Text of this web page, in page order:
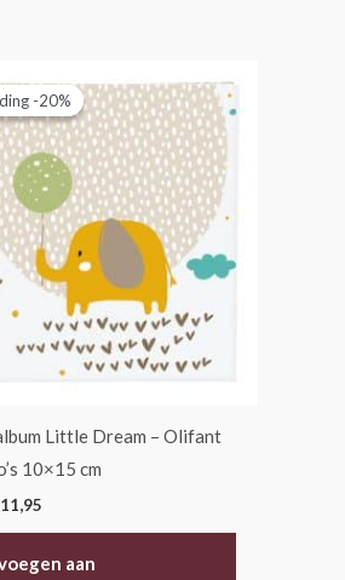
-20%
-20%
Little Dream – Olifant
10×15 cm
11,95
prijs
is:
€11,95.
aan